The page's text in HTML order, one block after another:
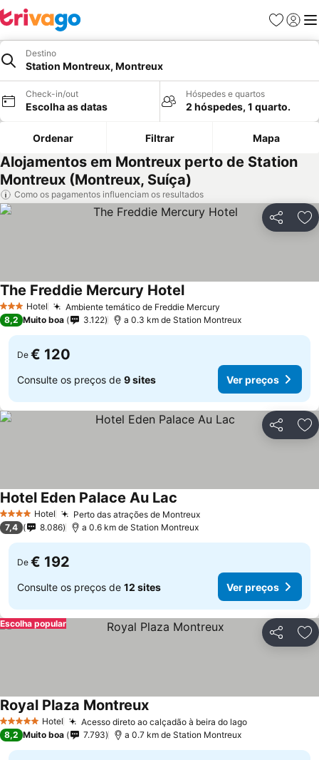
Favoritos
Iniciar
Destino
Station Montreux, Montreux
Check-in/out
Escolha as datas
Hóspedes e quartos
2 hóspedes, 1 quarto.
Ordenar Filtrar Mapa
Alojamentos em Montreux perto de Station
Montreux (Montreux, Suíça)
Como os pagamentos influenciam os resultados
Partilhar
3 EstrelasHotel Ambiente temático de Freddie Mercury
The Freddie Mercury HotelVer preços
8,2 Muito boa 3.122 a 0.3 km de Station Montreux
De € 120
Consulte os preços de 9 sites Ver preços
Partilhar
4 EstrelasHotel Perto das atrações de MontreuxVer preços
Hotel Eden Palace Au Lac
7,4 8.086 a 0.6 km de Station Montreux
De € 192
Consulte os preços de 12 sites Ver preços
Partilhar
Escolha popular
5 Estrelas Hotel Acesso direto ao calçadão à beira do lagoVer preços
Royal Plaza MontreuxVer preços
8,2 Muito boa 7.793 a 0.7 km de Station Montreux